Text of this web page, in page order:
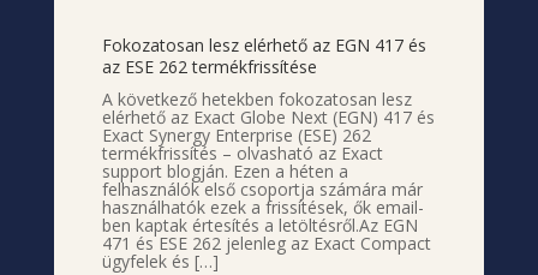
Fokozatosan lesz elérhető az EGN 417 és
az ESE 262 termékfrissítése
A következő hetekben fokozatosan lesz
elérhető az Exact Globe Next (EGN) 417 és
Exact Synergy Enterprise (ESE) 262
termékfrissítés – olvasható az Exact
support blogján. Ezen a héten a
felhasználók első csoportja számára már
használhatók ezek a frissítések, ők email-
ben kaptak értesítés a letöltésről.Az EGN
471 és ESE 262 jelenleg az Exact Compact
ügyfelek és […]